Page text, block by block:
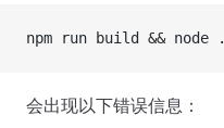
npm run build && node .
会出现以下错误信息：